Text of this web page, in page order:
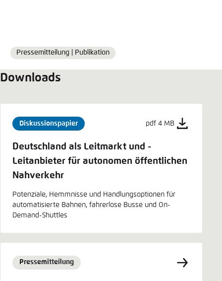
Format
Pressemitteilung | Publikation
Downloads
Diskussionspapier pdf 4 MB
Deutschland als Leitmarkt und ­
Leitanbieter für autonomen ­öffentlichen
Nahverkehr
Potenziale, Hemmnisse und Handlungsoptionen für
automatisierte Bahnen, fahrerlose Busse und On-
Demand-Shuttles
Pressemitteilung